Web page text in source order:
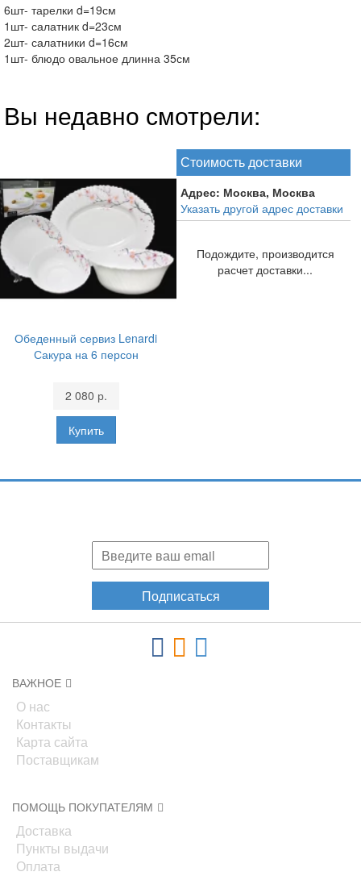
6шт- тарелки d=19см
1шт- салатник d=23см
2шт- салатники d=16см
1шт- блюдо овальное длинна 35см
Вы недавно смотрели:
Обеденный сервиз Lenardi
Сакура на 6 персон
2 080 р.
Стоимость доставки
Адрес: Москва, Москва
Указать другой адрес доставки
Подождите, производится
расчет доставки...
Подписаться
ВАЖНОЕ
О нас
Контакты
Карта сайта
Поставщикам
ПОМОЩЬ ПОКУПАТЕЛЯМ
Доставка
Пункты выдачи
Оплата